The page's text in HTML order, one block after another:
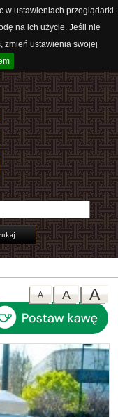
w ustawieniach przeglądarki
na ich użycie. Jeśli nie
zmień ustawienia swojej
A
A
A